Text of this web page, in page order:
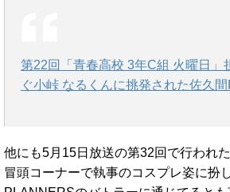
第22回「青春高校 3年C組 火曜日」
ぐ小峠 なるくんに挑発された佐久間
他にも5月15日放送の第32回で行われ
冒頭コーナーで執事のコスプレ姿に扮